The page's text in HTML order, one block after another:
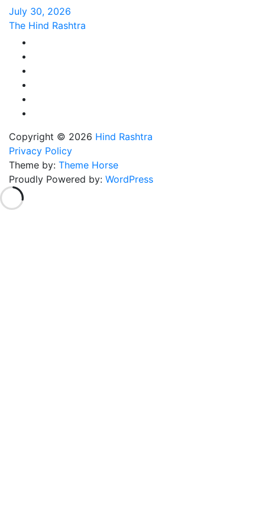
July 30, 2026
The Hind Rashtra
Copyright © 2026 Hind Rashtra
Privacy Policy
Theme by: Theme Horse
Proudly Powered by: WordPress